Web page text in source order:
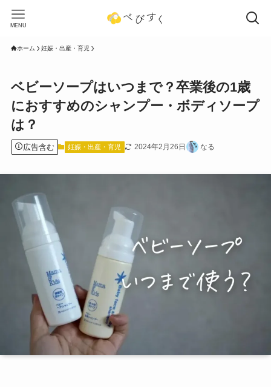
MENU
ホーム 妊娠・出産・育児
ベビーソープはいつまで？卒業後の1歳
におすすめのシャンプー・ボディソープ
は？
広告含む 妊娠・出産・育児 2024年2月26日 なる